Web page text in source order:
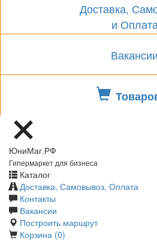
Доставка,
и Оплата
Вакансии
ЮниМаг.РФ
Гипермаркет для бизнеса
Каталог
Доставка, Самовывоз, Оплата
Контакты
Вакансии
Построить маршрут
Корзина (0)